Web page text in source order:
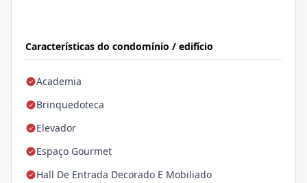
Características do condomínio / edifício
Academia
Brinquedoteca
Elevador
Espaço Gourmet
Hall De Entrada Decorado E Mobiliado